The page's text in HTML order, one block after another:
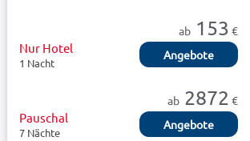
ab 153 €
Nur Hotel
1 Nacht
Angebote
ab 2872 €
Pauschal
7 Nächte
Angebote